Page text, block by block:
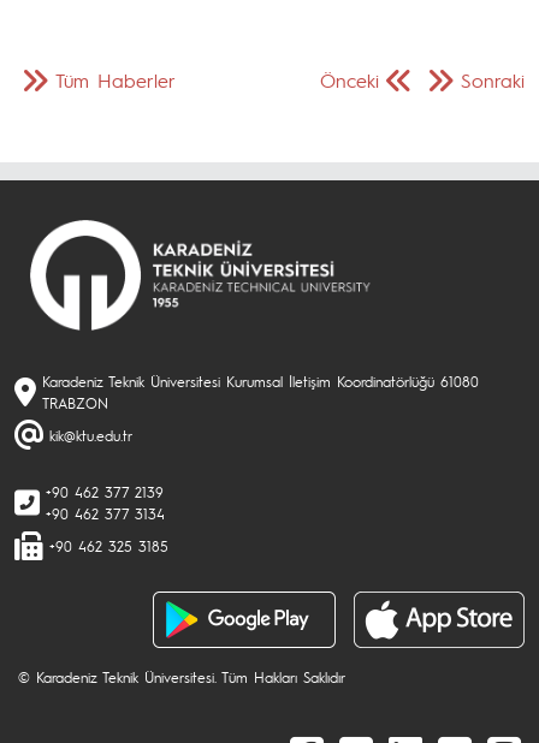
Önceki Sonraki
Tüm Haberler
Karadeniz Teknik Üniversitesi Kurumsal İletişim Koordinatörlüğü 61080
TRABZON
kik@ktu.edu.tr
+90 462 377 2139
+90 462 377 3134
+90 462 325 3185
© Karadeniz Teknik Üniversitesi. Tüm Hakları Saklıdır